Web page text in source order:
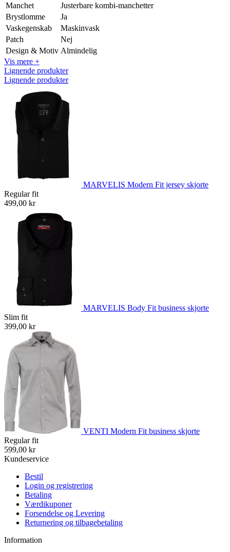
Manchet
Justerbare kombi-manchetter
Brystlomme
Ja
Vaskegenskab
Maskinvask
Patch
Nej
Design & Motiv Almindelig
Vis mere +
Lignende produkter
Lignende produkter
MARVELIS Modern Fit jersey skjorte
Regular fit
499,00 kr
MARVELIS Body Fit business skjorte
Slim fit
399,00 kr
VENTI Modern Fit business skjorte
Regular fit
599,00 kr
Kundeservice
Bestil
Login og registrering
Betaling
Værdikuponer
Forsendelse og Levering
Returnering og tilbagebetaling
Information